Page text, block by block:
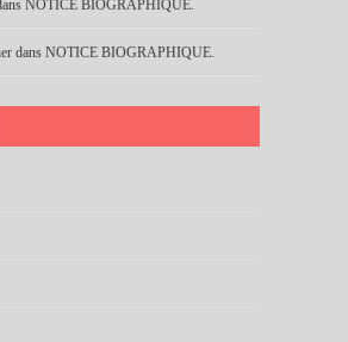
NOTICE BIOGRAPHIQUE.
dans NOTICE BIOGRAPHIQUE.